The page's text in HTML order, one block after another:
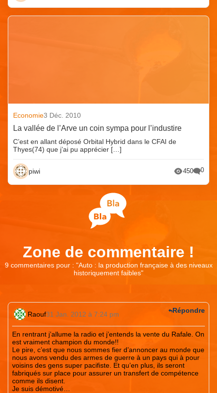
Economie3 Déc. 2010
La vallée de l’Arve un coin sympa pour l’industire
C’est en allant déposé Orbital Hybrid dans le CFAI de
Thyes(74) que j’ai pu apprécier […]
piwi 450 0
Zone de commentaire !
9 commentaires pour : "Auto : la production française à des niveaux
historiquement faibles"
Raouf31 Jan. 2012 à 7:24 pm
En rentrant j’allume la radio et j’entends la vente du Rafale. On
est vraiment champion du monde!!
Le pire, c’est que nous sommes fier d’annoncer au monde que
nous avons vendu des armes de guerre à un pays qui à pour
voisins des gens super pacifiste. Et qu’en plus, ils seront
fabriqués sur place pour assurer un transfert de compétence
comme ils disent.
Je suis démotivé…
Répondre